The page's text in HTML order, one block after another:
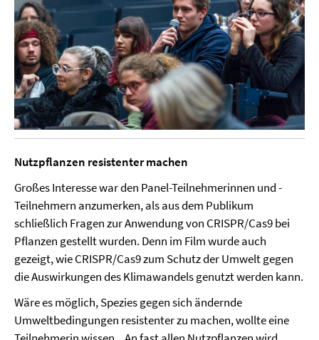
Nutzpflanzen resistenter machen
Großes Interesse war den Panel-Teilnehmerinnen und -
Teilnehmern anzumerken, als aus dem Publikum
schließlich Fragen zur Anwendung von CRISPR/Cas9 bei
Pflanzen gestellt wurden. Denn im Film wurde auch
gezeigt, wie CRISPR/Cas9 zum Schutz der Umwelt gegen
die Auswirkungen des Klimawandels genutzt werden kann.
Wäre es möglich, Spezies gegen sich ändernde
Umweltbedingungen resistenter zu machen, wollte eine